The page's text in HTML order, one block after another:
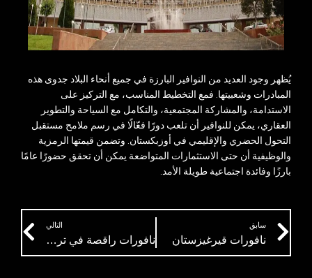
يُظهر وجود العديد من النوافير البارزة في جميع أنحاء البلاد جدوى هذه
المبادرات وشعبيتها. فمع التخطيط المناسب، مع التركيز على
الاستدامة، والمشاركة المجتمعية، والتكامل مع السياحة والتطوير
العقاري، يمكن للنوافير أن تلعب دورًا فعّالًا في رسم ملامح مستقبل
التحول الحضري والإقليمي في أوزبكستان. وتضمن قيمتها الرمزية
والوظيفية أن حتى الاستثمارات المتواضعة يمكن أن تحقق حضورًا عامًا
بارزًا وفائدة اجتماعية طويلة الأمد.
Prev
سابق
نافورات قيرغيزستان
التالي
نافورات راقصة في تركمانستان: مزيج ساحر من الماء والضوء والموسيقى